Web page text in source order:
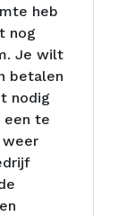
heb
nog
Je wilt
betalen
nodig
een te
weer